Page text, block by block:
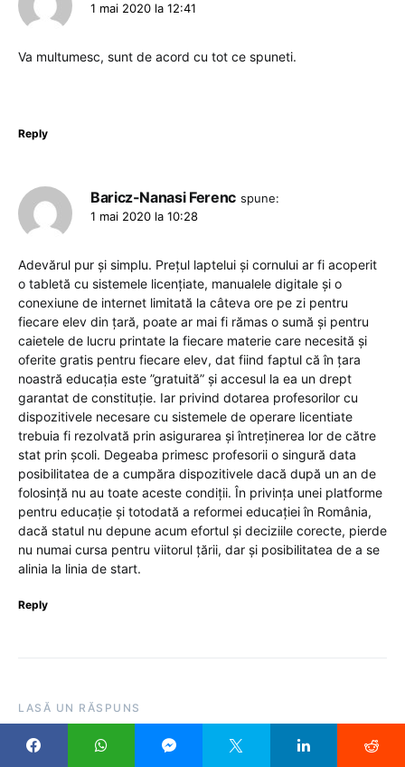
1 mai 2020 la 12:41
Va multumesc, sunt de acord cu tot ce spuneti.
Reply
Baricz-Nanasi Ferenc spune:
1 mai 2020 la 10:28
Adevărul pur și simplu. Prețul laptelui și cornului ar fi acoperit
o tabletă cu sistemele licențiate, manualele digitale și o
conexiune de internet limitată la câteva ore pe zi pentru
fiecare elev din țară, poate ar mai fi rămas o sumă și pentru
caietele de lucru printate la fiecare materie care necesită și
oferite gratis pentru fiecare elev, dat fiind faptul că în țara
noastră educația este ”gratuită” și accesul la ea un drept
garantat de constituție. Iar privind dotarea profesorilor cu
dispozitivele necesare cu sistemele de operare licentiate
trebuia fi rezolvată prin asigurarea și întreținerea lor de către
stat prin școli. Degeaba primesc profesorii o singură data
posibilitatea de a cumpăra dispozitivele dacă după un an de
folosință nu au toate aceste condiții. În privința unei platforme
pentru educație și totodată a reformei educației în România,
dacă statul nu depune acum efortul și deciziile corecte, pierde
nu numai cursa pentru viitorul țării, dar și posibilitatea de a se
alinia la linia de start.
Reply
LASĂ UN RĂSPUNS
Adresa ta de email nu va fi publicată.
Câmpurile obligatorii